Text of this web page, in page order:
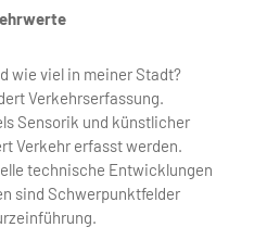
wie viel in meiner Stadt?
Verkehrserfassung.
Sensorik und künstlicher
Verkehr erfasst werden.
technische Entwicklungen
sind Schwerpunktfelder